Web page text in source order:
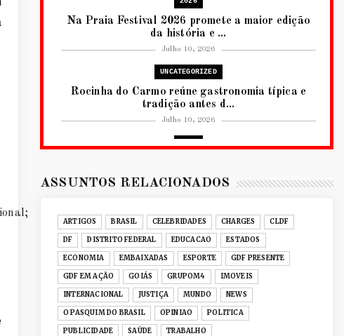
Na Praia Festival 2026 promete a maior edição
da história e ...
Julho 10, 2026
UNCATEGORIZED
Rocinha do Carmo reúne gastronomia típica e
tradição antes d...
Julho 10, 2026
BRASÍLIA COM CULTURA, DIPLOM...
UNCATEGORIZED
Senac-DF leva oficinas gastronômicas à 33ª
Expochê com recei...
Junho 15, 2026
ACERVO DIGITAL
Acervo histórico de O Pasquim ganha novas
edições digitais e...
Junho 14, 2026
ASSUNTOS RELACIONADOS
ARTIGOS BRASIL CELEBRIDADES CHARGES CLDF
DF DISTRITO FEDERAL EDUCACAO ESTADOS
ECONOMIA EMBAIXADAS ESPORTE GDF PRESENTE
GDF EM AÇÃO GOIÁS GRUPOM4 IMOVEIS
INTERNACIONAL JUSTIÇA MUNDO NEWS
O PASQUIM DO BRASIL OPINIAO POLITICA
PUBLICIDADE SAÚDE TRABALHO